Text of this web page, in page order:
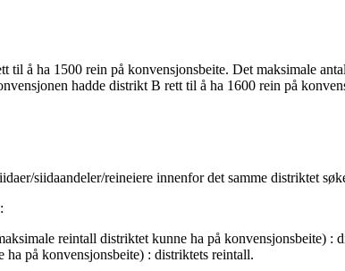
å ha 1500 rein på konvensjonsbeite. Det maksimale
hadde distrikt B rett til å ha 1600 rein på
siidaandeler/reineiere innenfor det samme distriktet
reintall distriktet kunne ha på konvensjonsbeite) :
på konvensjonsbeite) : distriktets reintall.